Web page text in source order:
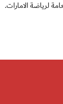
لرياضة الامارات.